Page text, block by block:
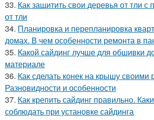
33. Как защитить свои деревья от тли
от тли
34. Планировка и перепланировка
домах. В чем особенности ремонта в
35. Какой сайдинг лучше для обшивки
материале
36. Как сделать конек на крышу своими
Разновидности и особенности
37. Как крепить сайдинг правильно.
соблюдать при установке сайдинга